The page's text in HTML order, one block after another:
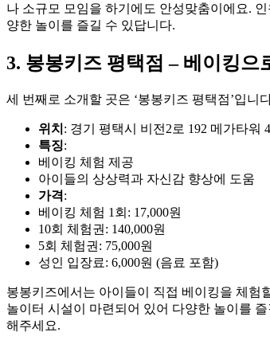
나 소규모 모임을 하기에도 안성맞춤이에요.
양한 놀이를 즐길 수 있답니다.
3. 봉봉키즈 평택점 – 베이킹으
세 번째로 소개할 곳은 ‘봉봉키즈 평택점’입
위치 : 경기 평택시 비전2로 192 메가타워
특징:
베이킹 체험 제공
아이들의 상상력과 자신감 향상에 도움
가격:
베이킹 체험 1회: 17,000원
10회 체험권: 140,000원
5회 체험권: 75,000원
성인 입장료: 6,000원 (음료 포함)
봉봉키즈에서는 아이들이 직접 베이킹을 체험
놀이터 시설이 마련되어 있어 다양한 놀이를
해주세요.